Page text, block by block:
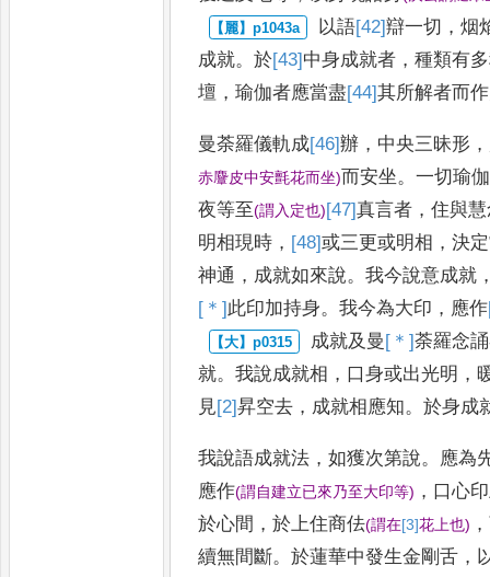
以語[42]辯一切 ，烟
成就。於[43]中身成就者 ，種類有
壇 ，瑜伽者應當盡[44]其所解者而
曼荼羅儀軌成[46]辦 ， 中央三昧形 ，
赤麞皮中安氈花而坐)而安坐。一切瑜
夜等至(謂入定也)[47]真言者 ，住與
明相現時 ， [48]或三更或明相 ，決
神通 ， 成就如來說。我今說意成就
[＊]此印加持身。我今為大印 ， 應作
成就及曼[＊]荼羅念
就。我說成就相 ， 口身或出光明 ，
見[2]昇空去 ， 成就相應知。於身成
我說語成就法 ，如獲次第說。
應為
應作(謂自建立已來乃至大印等) ， 口心
於心間 ，於上住商佉(謂在[3]花 上也) ，
續無間斷。於蓮華中發生金剛舌 ，